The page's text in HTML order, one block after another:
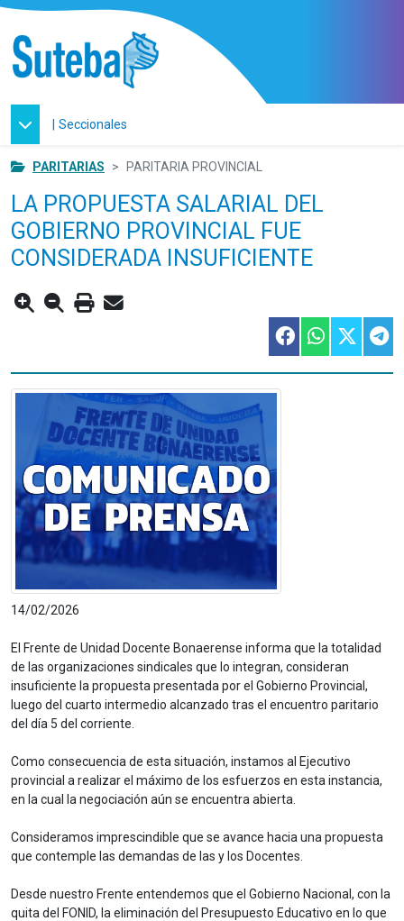
| Seccionales
PARITARIAS PARITARIA PROVINCIAL
LA PROPUESTA SALARIAL DEL
GOBIERNO PROVINCIAL FUE
CONSIDERADA INSUFICIENTE
14/02/2026
El Frente de Unidad Docente Bonaerense informa que la totalidad
de las organizaciones sindicales que lo integran, consideran
insuficiente la propuesta presentada por el Gobierno Provincial,
luego del cuarto intermedio alcanzado tras el encuentro paritario
del día 5 del corriente.
Como consecuencia de esta situación, instamos al Ejecutivo
provincial a realizar el máximo de los esfuerzos en esta instancia,
en la cual la negociación aún se encuentra abierta.
Consideramos imprescindible que se avance hacia una propuesta
que contemple las demandas de las y los Docentes.
Desde nuestro Frente entendemos que el Gobierno Nacional, con la
quita del FONID, la eliminación del Presupuesto Educativo en lo que